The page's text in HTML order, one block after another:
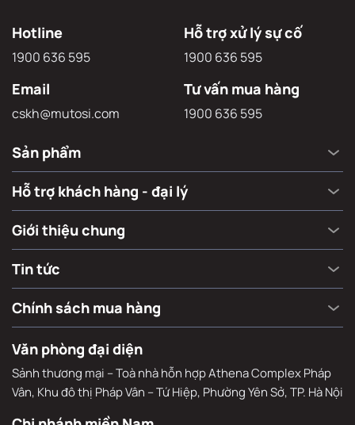
Hotline
1900 636 595
Hỗ trợ xử lý sự cố
1900 636 595
Email
cskh@mutosi.com
Chính sách mua hàng
Văn phòng đại diện